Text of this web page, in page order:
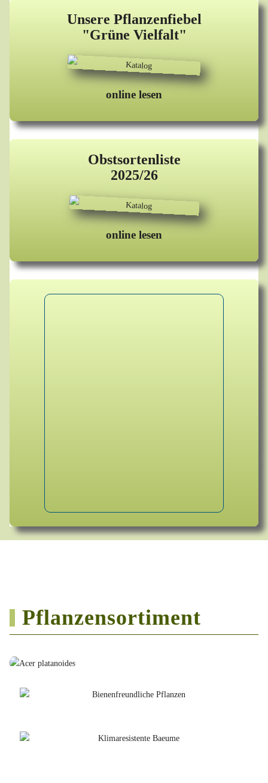
Unsere Pflanzenfiebel
"Grüne Vielfalt"
online lesen
Obstsortenliste
2025/26
online lesen
Pflanzensortiment